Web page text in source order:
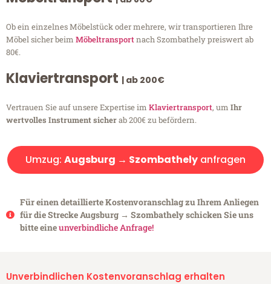
Ob ein einzelnes Möbelstück oder mehrere, wir transportieren Ihre
Möbel sicher beim Möbeltransportnach Szombathely preiswert ab
80€.
Klaviertransport | ab 200€
Vertrauen Sie auf unsere Expertise im Klaviertransport, um Ihr
wertvolles Instrument sicherab 200€ zu befördern.
Umzug: Augsburg → Szombathely anfragen
Für einen detaillierte Kostenvoranschlag zu Ihrem Anliegen
für die Strecke Augsburg → Szombathely schicken Sie uns
bitte eineunverbindliche Anfrage!
Unverbindlichen Kostenvoranschlag erhalten